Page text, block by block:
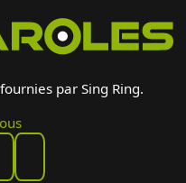
par Sing Ring.